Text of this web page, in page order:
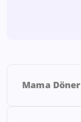
Mama